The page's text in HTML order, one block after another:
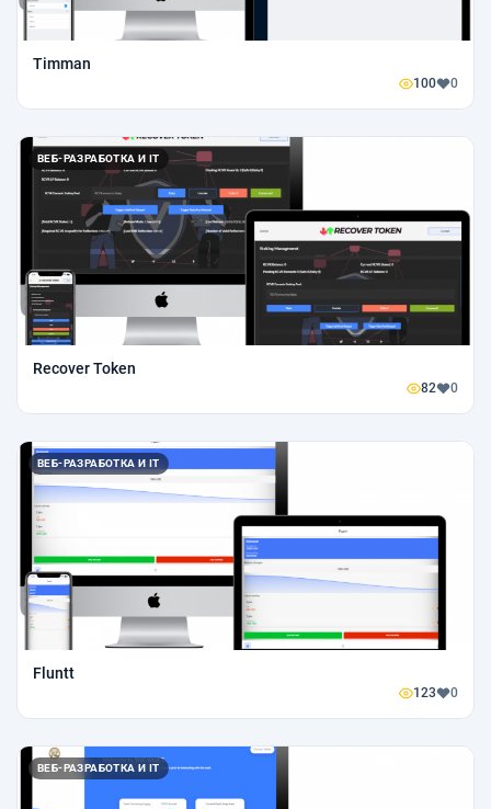
Timman
100 0
ВЕБ-РАЗРАБОТКА И IT
Recover Token
82 0
ВЕБ-РАЗРАБОТКА И IT
Fluntt
123 0
ВЕБ-РАЗРАБОТКА И IT